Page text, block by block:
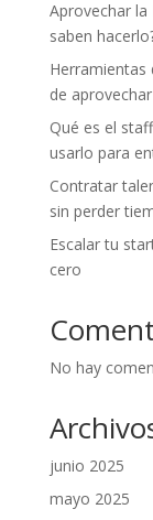
Aprovechar la
saben
Herramientas
de
Qué es el
usarlo para
Contratar
sin perder
Escalar tu
cero
No hay
junio 2025
mayo 2025